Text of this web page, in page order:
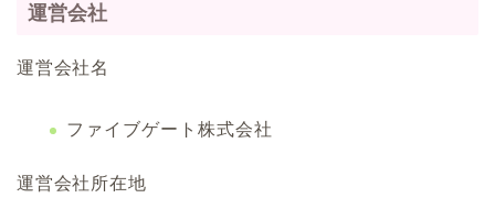
運営会社
運営会社名
ファイブゲート株式会社
運営会社所在地